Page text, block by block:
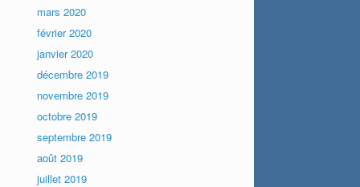
mars 2020
février 2020
janvier 2020
décembre 2019
novembre 2019
octobre 2019
septembre 2019
août 2019
juillet 2019